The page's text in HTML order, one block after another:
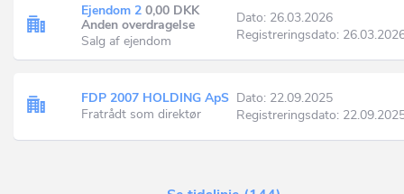
Ejendom 2 0,00 DKK
Anden overdragelse
Salg af ejendom
Dato: 26.03.2026
Registreringsdato:
FDP 2007 HOLDING ApS
Fratrådt som direktør
Dato: 22.09.2025
Registreringsdato: